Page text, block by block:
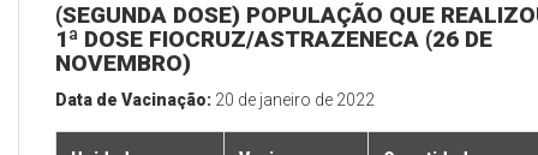
(SEGUNDA DOSE) POPULAÇÃO QUE
1ª DOSE FIOCRUZ/ASTRAZENECA (26 DE
NOVEMBRO)
Data de Vacinação: 20 de janeiro de 2022